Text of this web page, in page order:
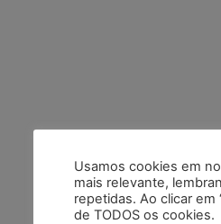
Usamos cookies em
mais relevante,
repetidas. Ao clicar em
de TODOS os cookies.